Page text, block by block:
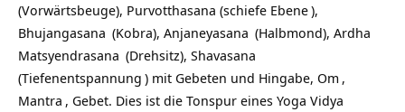
(Vorwärtsbeuge), Purvotthasana (schiefe Ebene),
Bhujangasana (Kobra), Anjaneyasana (Halbmond), Ardha
Matsyendrasana (Drehsitz), Shavasana
(Tiefenentspannung ) mit Gebeten und Hingabe, Om ,
Mantra , Gebet. Dies ist die Tonspur eines Yoga Vidya